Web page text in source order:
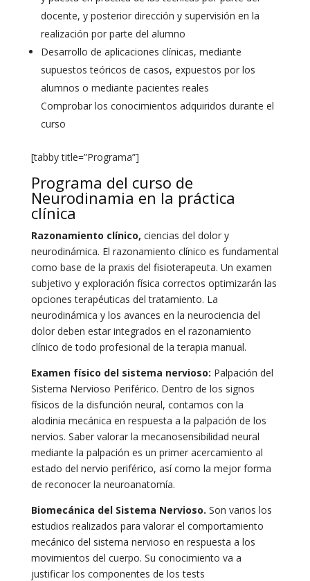
docente, y posterior dirección y supervisión en la
realización por parte del alumno
Desarrollo de aplicaciones clínicas, mediante
supuestos teóricos de casos, expuestos por los
alumnos o mediante pacientes reales
Comprobar los conocimientos adquiridos durante el
curso
[tabby title=”Programa”]
Programa del curso de
Neurodinamia en la práctica
clínica
Razonamiento clínico, ciencias del dolor y
neurodinámica. El razonamiento clínico es fundamental
como base de la praxis del fisioterapeuta. Un examen
subjetivo y exploración física correctos optimizarán las
opciones terapéuticas del tratamiento. La
neurodinámica y los avances en la neurociencia del
dolor deben estar integrados en el razonamiento
clínico de todo profesional de la terapia manual.
Examen físico del sistema nervioso: Palpación del
Sistema Nervioso Periférico. Dentro de los signos
físicos de la disfunción neural, contamos con la
alodinia mecánica en respuesta a la palpación de los
nervios. Saber valorar la mecanosensibilidad neural
mediante la palpación es un primer acercamiento al
estado del nervio periférico, así como la mejor forma
de reconocer la neuroanatomía.
Biomecánica del Sistema Nervioso. Son varios los
estudios realizados para valorar el comportamiento
mecánico del sistema nervioso en respuesta a los
movimientos del cuerpo. Su conocimiento va a
justificar los componentes de los tests